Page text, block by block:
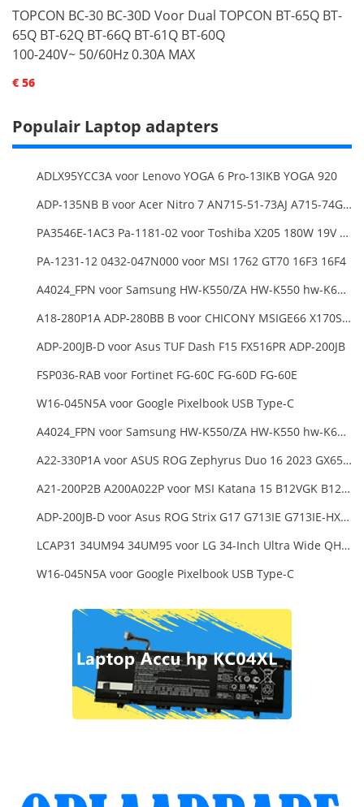
TOPCON BC-30 BC-30D Voor Dual TOPCON BT-65Q BT-
65Q BT-62Q BT-66Q BT-61Q BT-60Q
100-240V~ 50/60Hz 0.30A MAX
€ 56
Populair Laptop adapters
ADLX95YCC3A voor Lenovo YOGA 6 Pro-13IKB YOGA 920
ADP-135NB B voor Acer Nitro 7 AN715-51-73AJ A715-74G-52B0 Notebook
PA3546E-1AC3 Pa-1181-02 voor Toshiba X205 180W 19V 9.5A Laptop DC Charger Power Supply
PA-1231-12 0432-047N000 voor MSI 1762 GT70 16F3 16F4
A4024_FPN voor Samsung HW-K550/ZA HW-K550 hw-K650 Soundbar
A18-280P1A ADP-280BB B voor CHICONY MSIGE66 X170SMG, MSI GE66 GE76
ADP-200JB-D voor Asus TUF Dash F15 FX516PR ADP-200JB
FSP036-RAB voor Fortinet FG-60C FG-60D FG-60E
W16-045N5A voor Google Pixelbook USB Type-C
A4024_FPN voor Samsung HW-K550/ZA HW-K550 hw-K650 Soundbar
A22-330P1A voor ASUS ROG Zephyrus Duo 16 2023 GX650PY
A21-200P2B A200A022P voor MSI Katana 15 B12VGK B12VFK B12VEK
ADP-200JB-D voor Asus ROG Strix G17 G713IE G713IE-HX002W
LCAP31 34UM94 34UM95 voor LG 34-Inch Ultra Wide QHD Monitor LED
W16-045N5A voor Google Pixelbook USB Type-C